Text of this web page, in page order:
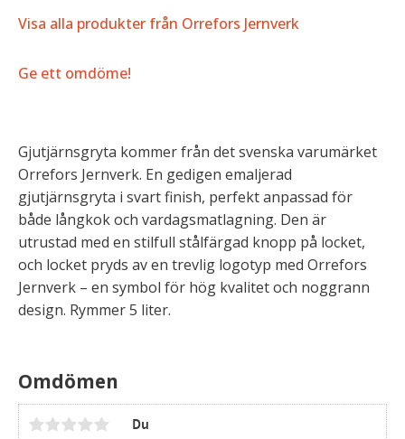
Visa alla produkter från Orrefors Jernverk
Ge ett omdöme!
Gjutjärnsgryta kommer från det svenska varumärket
Orrefors Jernverk. En gedigen emaljerad
gjutjärnsgryta i svart finish, perfekt anpassad för
både långkok och vardagsmatlagning. Den är
utrustad med en stilfull stålfärgad knopp på locket,
och locket pryds av en trevlig logotyp med Orrefors
Jernverk – en symbol för hög kvalitet och noggrann
design. Rymmer 5 liter.
Omdömen
Du